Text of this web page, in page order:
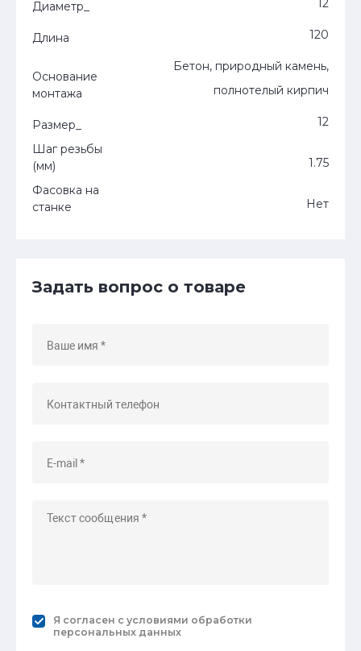
Диаметр_ 12
Длина 120
Основание
монтажа
Бетон, природный камень,
полнотелый кирпич
Размер_
12
Шаг резьбы
(мм)
1.75
Фасовка на
станке
Нет
Задать вопрос о товаре
Я согласен с условиями обработки
персональных данных